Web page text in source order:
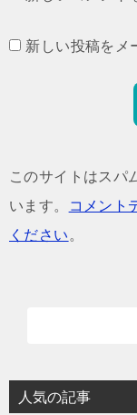
新しい投稿をメ
このサイトはスパ
います。
コメント
ください。
人気の記事